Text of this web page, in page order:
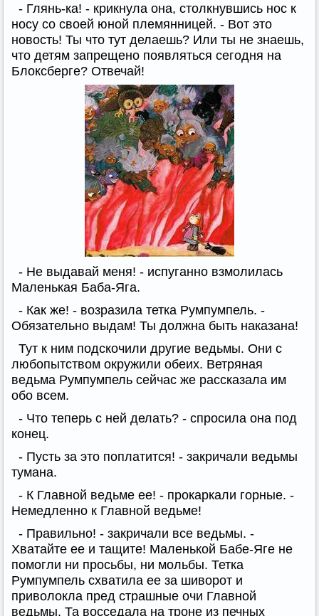
- Глянь-ка! - крикнула она, столкнувшись нос к
носу со своей юной племянницей. - Вот это
новость! Ты что тут делаешь? Или ты не знаешь,
что детям запрещено появляться сегодня на
Блоксберге? Отвечай!
- Не выдавай меня! - испуганно взмолилась
Маленькая Баба-Яга.
- Как же! - возразила тетка Румпумпель. -
Обязательно выдам! Ты должна быть наказана!
Тут к ним подскочили другие ведьмы. Они с
любопытством окружили обеих. Ветряная
ведьма Румпумпель сейчас же рассказала им
обо всем.
- Что теперь с ней делать? - спросила она под
конец.
- Пусть за это поплатится! - закричали ведьмы
тумана.
- К Главной ведьме ее! - прокаркали горные. -
Немедленно к Главной ведьме!
- Правильно! - закричали все ведьмы. -
Хватайте ее и тащите! Маленькой Бабе-Яге не
помогли ни просьбы, ни мольбы. Тетка
Румпумпель схватила ее за шиворот и
приволокла пред страшные очи Главной
ведьмы. Та восседала на троне из печных